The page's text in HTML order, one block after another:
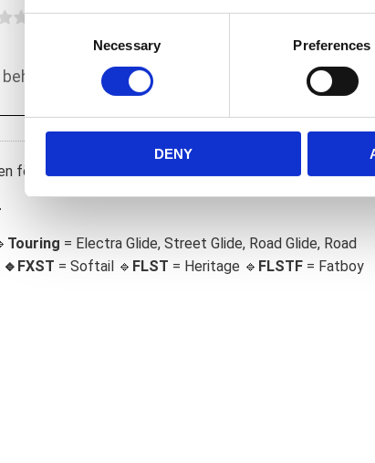
C
S
e
e
c
Necessary Preferences
DENY
Du
första att lämna ett omdöme.
Touring = Electra Glide, Street Glide, Road Glide, Road
🔹 FXST = Softail 🔹 FLST = Heritage 🔹 FLSTF = Fatboy